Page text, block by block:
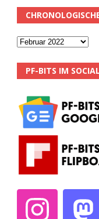
PF-BITS IM